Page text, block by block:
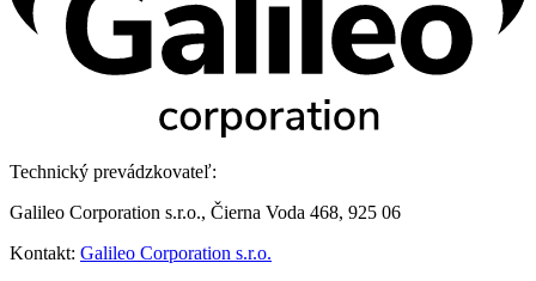
Technický prevádzkovateľ:
Galileo Corporation s.r.o., Čierna Voda 468, 925 06
Kontakt: Galileo Corporation s.r.o.